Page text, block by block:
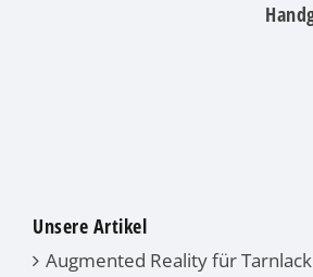
Unsere Artikel
Augmented Reality für